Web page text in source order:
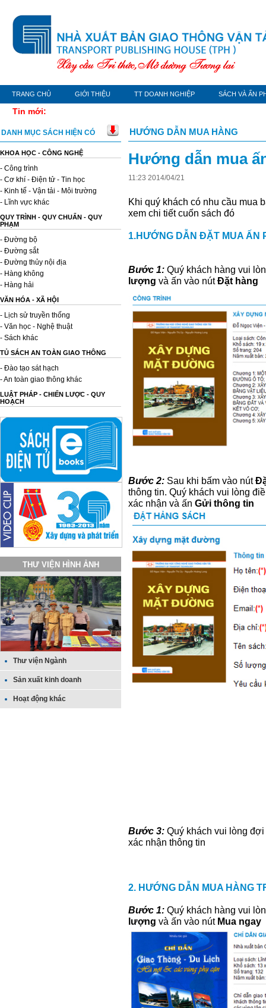
TRANG CHỦ GIỚI THIỆU TT DOANH NGHIỆP SÁCH VÀ ẤN
Tin mới:
DANH MỤC SÁCH HIỆN CÓ
KHOA HỌC - CÔNG NGHỆ
- Công trình
- Cơ khí - Điện tử - Tin học
- Kinh tế - Vận tải - Môi trường
- Lĩnh vực khác
QUY TRÌNH - QUY CHUẨN - QUY
PHẠM
- Đường bộ
- Đường sắt
- Đường thủy nội địa
- Hàng không
- Hàng hải
VĂN HÓA - XÃ HỘI
- Lịch sử truyền thống
- Văn học - Nghệ thuật
- Sách khác
TỦ SÁCH AN TOÀN GIAO THÔNG
- Đào tạo sát hạch
- An toàn giao thông khác
LUẬT PHÁP - CHIẾN LƯỢC - QUY
HOẠCH
THƯ VIỆN HÌNH ẢNH
Thư viện Ngành
Sản xuất kinh doanh
Hoạt động khác
HƯỚNG DẪN MUA HÀNG
Hướng dẫn mua
11:23 2014/04/21
Khi quý khách có nhu cầu mua
xem chi tiết cuốn sách đó
1.HƯỚNG DẪN ĐẶT MUA ẤN
Bước 1: Quý khách hàng vui
lượng và ấn vào nútĐặt hàng
Bước 2: Sau khi bấm vào nút
thông tin. Quý khách vui lòng
xác nhận và ấn Gửi thông tin
Bước 3: Quý khách vui lòng
xác nhận thông tin
2. HƯỚNG DẪN MUA HÀNG
Bước 1: Quý khách hàng vui
lượng và ấn vào nútMua ngay